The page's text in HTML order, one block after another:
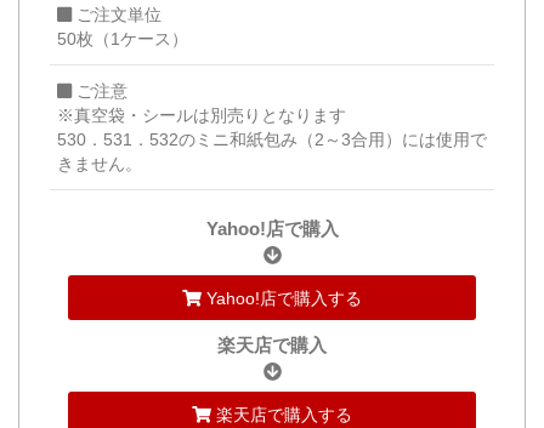
ご注文単位
50枚（1ケース）
ご注意
※真空袋・シールは別売りとなります
530．531．532のミニ和紙包み（2～3合用）には使用で
きません。
Yahoo!店で購入
Yahoo!店で購入する
楽天店で購入
楽天店で購入する